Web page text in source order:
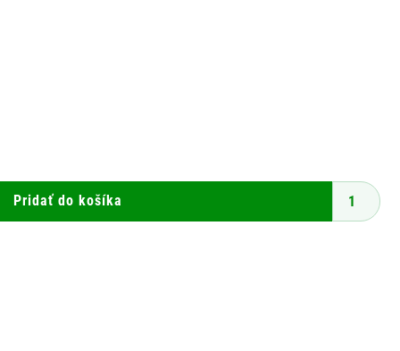
Pravý
konský
hnoj
Pridať do košíka